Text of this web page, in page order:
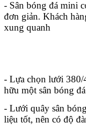
- Sân bóng đá mini
đơn giản. Khách
xung quanh
- Lựa chọn lưới 380/
hữu một sân bóng
- Lưới quây sân
liệu tốt, nên có độ